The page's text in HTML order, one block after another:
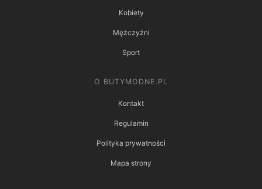
Kobiety
Mężczyźni
Sport
O BUTYMODNE.PL
Kontakt
Regulamin
Polityka prywatności
Mapa strony